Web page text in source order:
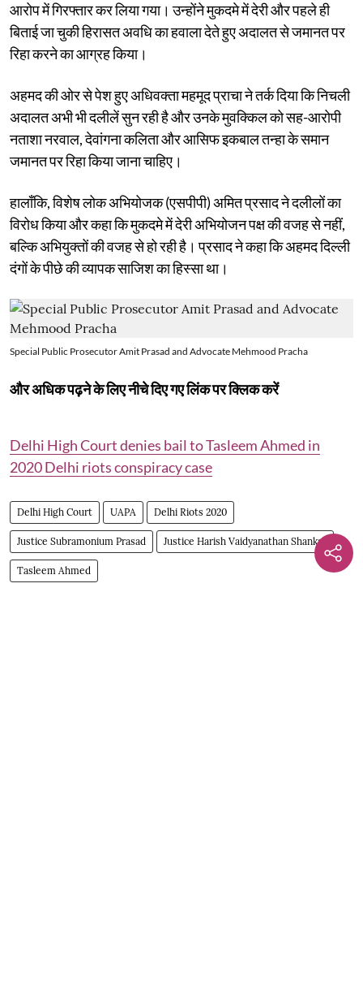
आरोप में गिरफ्तार कर लिया गया। उन्होंने मुकदमे में देरी और पहले ही
बिताई जा चुकी हिरासत अवधि का हवाला देते हुए अदालत से जमानत पर
रिहा करने का आग्रह किया।
अहमद की ओर से पेश हुए अधिवक्ता महमूद प्राचा ने तर्क दिया कि निचली
अदालत अभी भी दलीलें सुन रही है और उनके मुवक्किल को सह-आरोपी
नताशा नरवाल, देवांगना कलिता और आसिफ इकबाल तन्हा के समान
जमानत पर रिहा किया जाना चाहिए।
हालाँकि, विशेष लोक अभियोजक (एसपीपी) अमित प्रसाद ने दलीलों का
विरोध किया और कहा कि मुकदमे में देरी अभियोजन पक्ष की वजह से नहीं,
बल्कि अभियुक्तों की वजह से हो रही है। प्रसाद ने कहा कि अहमद दिल्ली
दंगों के पीछे की व्यापक साजिश का हिस्सा था।
Special Public Prosecutor Amit Prasad and Advocate Mehmood Pracha
और अधिक पढ़ने के लिए नीचे दिए गए लिंक पर क्लिक करें
Delhi High Court denies bail to Tasleem Ahmed in
2020 Delhi riots conspiracy case
Delhi High Court UAPA Delhi Riots 2020
Justice Subramonium Prasad Justice Harish Vaidyanathan Shankar
Tasleem Ahmed